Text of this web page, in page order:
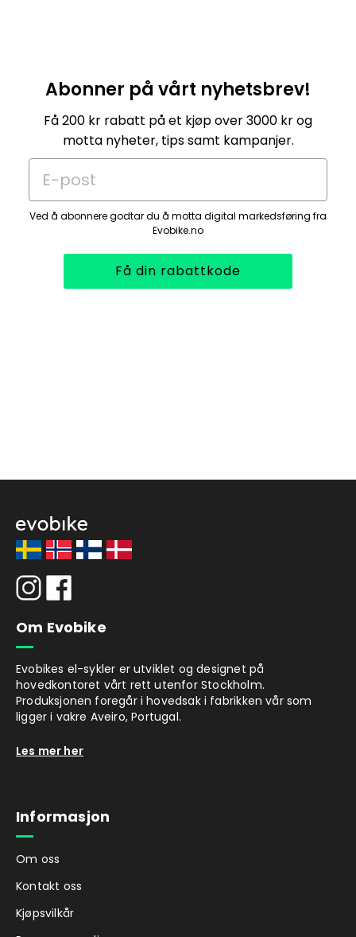
Abonner på vårt nyhetsbrev!
Få 200 kr rabatt på et kjøp over 3000 kr og
motta nyheter, tips samt kampanjer.
E-post
Ved å abonnere godtar du å motta digital markedsføring fra
Evobike.no
Få din rabattkode
Om Evobike
Evobikes el-sykler er utviklet og designet på
hovedkontoret vårt rett utenfor Stockholm.
Produksjonen foregår i hovedsak i fabrikken vår som
ligger i vakre Aveiro, Portugal.
Les mer her
Informasjon
Om oss
Kontakt oss
Kjøpsvilkår